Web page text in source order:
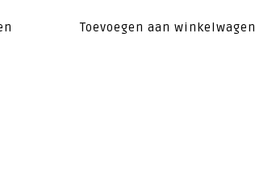
Toevoegen aan winkelwagen